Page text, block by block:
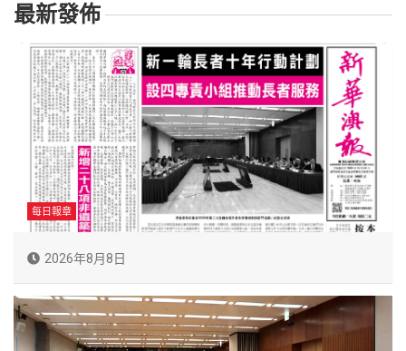
最新發佈
每日報章
2026年8月8日